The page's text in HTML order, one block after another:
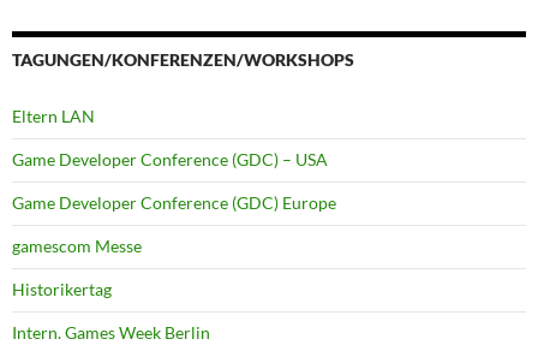
TAGUNGEN/KONFERENZEN/WORKSHOPS
Eltern LAN
Game Developer Conference (GDC) – USA
Game Developer Conference (GDC) Europe
gamescom Messe
Historikertag
Intern. Games Week Berlin